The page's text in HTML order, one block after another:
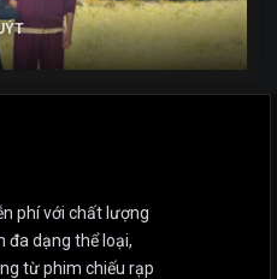
phí với chất lượng
đa dạng thể loại,
từ phim chiếu rạp